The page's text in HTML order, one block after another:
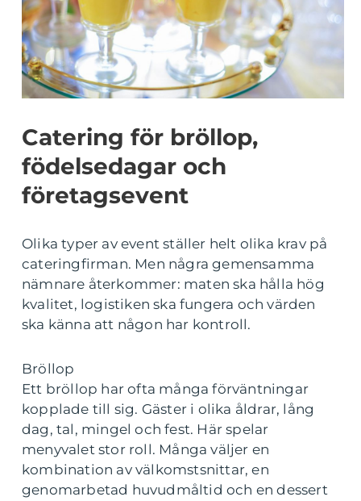
Catering för bröllop,
födelsedagar och
företagsevent
Olika typer av event ställer helt olika krav på
cateringfirman. Men några gemensamma
nämnare återkommer: maten ska hålla hög
kvalitet, logistiken ska fungera och värden
ska känna att någon har kontroll.
Bröllop
Ett bröllop har ofta många förväntningar
kopplade till sig. Gäster i olika åldrar, lång
dag, tal, mingel och fest. Här spelar
menyvalet stor roll. Många väljer en
kombination av välkomstsnittar, en
genomarbetad huvudmåltid och en dessert